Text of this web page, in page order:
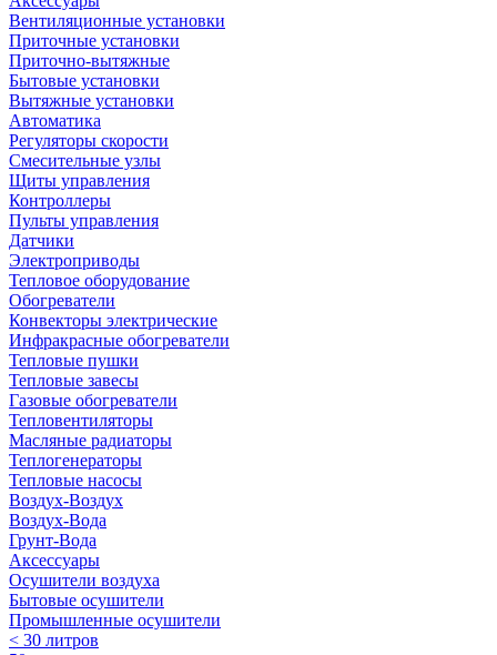
Вентиляционные установки
Приточные установки
Приточно-вытяжные
Бытовые установки
Вытяжные установки
Автоматика
Регуляторы скорости
Смесительные узлы
Щиты управления
Контроллеры
Пульты управления
Датчики
Электроприводы
Тепловое оборудование
Обогреватели
Конвекторы электрические
Инфракрасные обогреватели
Тепловые пушки
Тепловые завесы
Газовые обогреватели
Тепловентиляторы
Масляные радиаторы
Теплогенераторы
Тепловые насосы
Воздух-Воздух
Воздух-Вода
Грунт-Вода
Аксессуары
Осушители воздуха
Бытовые осушители
Промышленные осушители
< 30 литров